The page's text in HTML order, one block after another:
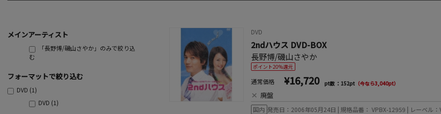
メインアーティスト
「長野博/磯山さやか」のみで絞り込
む
フォーマットで絞り込む
DVD (1)
DVD (1)
DVD
2ndハウス DVD-BOX
長野博/磯山さやか
ポイント20%還元
通常価格 ¥16,720 pt数 ：152pt （今なら3,040pt）
× 廃盤
国内 発売日：2006年05月24日 | 規格品番： VPBX-12959 | レーベル：